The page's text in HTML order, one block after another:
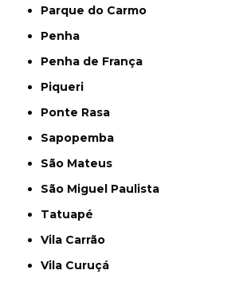
Parque do Carmo
Penha
Penha de França
Piqueri
Ponte Rasa
Sapopemba
São Mateus
São Miguel Paulista
Tatuapé
Vila Carrão
Vila Curuçá